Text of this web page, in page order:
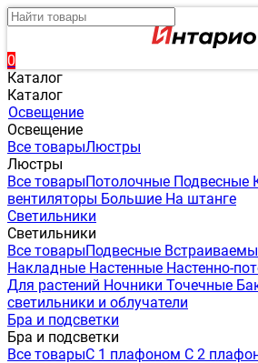
0
Каталог
Каталог
Освещение
Освещение
Все товарыЛюстры
Люстры
Все товарыПотолочные Подвесные
вентиляторы Большие На штанге
Светильники
Светильники
Все товарыПодвесные
Накладные Настенные Настенно-
Для растений Ночники Точечные
светильники и облучатели
Бра и подсветки
Бра и подсветки
Все товарыС 1 плафоном С 2